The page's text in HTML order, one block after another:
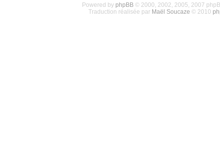
Powered by phpBB© 2000, 2002, 2005, 2007
Traduction réalisée par Maël Soucaze © 2010